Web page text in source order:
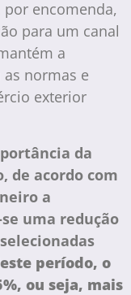
encomenda,
para um canal
a
normas e
exterior
da
de acordo com
a
uma redução
período, o
ou seja, mais